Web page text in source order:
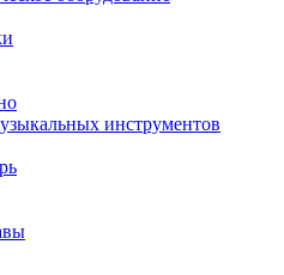
инструментов